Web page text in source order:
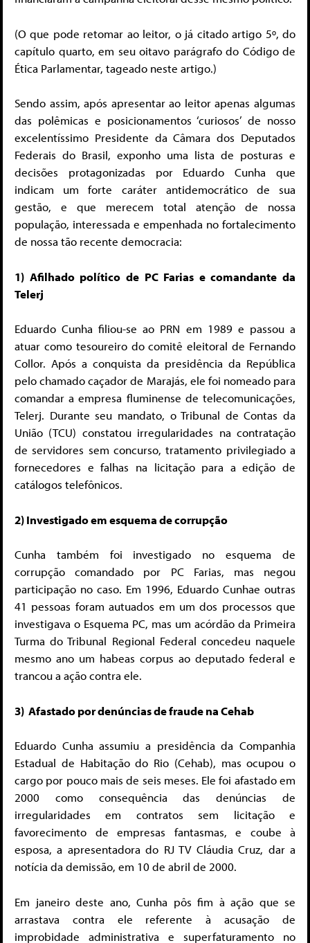
(O que pode retomar ao leitor, o já citado artigo 5º, do
capítulo quarto, em seu oitavo parágrafo do Código de
Ética Parlamentar, tageado neste artigo.)
Sendo assim, após apresentar ao leitor apenas algumas
das polêmicas e posicionamentos ‘curiosos’ de nosso
excelentíssimo Presidente da Câmara dos Deputados
Federais do Brasil, exponho uma lista de posturas e
decisões protagonizadas por Eduardo Cunha que
indicam um forte caráter antidemocrático de sua
gestão, e que merecem total atenção de nossa
população, interessada e empenhada no fortalecimento
de nossa tão recente democracia:
1) Afilhado político de PC Farias e comandante da
Telerj
Eduardo Cunha filiou-se ao PRN em 1989 e passou a
atuar como tesoureiro do comitê eleitoral de Fernando
Collor. Após a conquista da presidência da República
pelo chamado caçador de Marajás, ele foi nomeado para
comandar a empresa fluminense de telecomunicações,
Telerj. Durante seu mandato, o Tribunal de Contas da
União (TCU) constatou irregularidades na contratação
de servidores sem concurso, tratamento privilegiado a
fornecedores e falhas na licitação para a edição de
catálogos telefônicos.
2) Investigado em esquema de corrupção
Cunha também foi investigado no esquema de
corrupção comandado por PC Farias, mas negou
participação no caso. Em 1996, Eduardo Cunhae outras
41 pessoas foram autuados em um dos processos que
investigava o Esquema PC, mas um acórdão da Primeira
Turma do Tribunal Regional Federal concedeu naquele
mesmo ano um habeas corpus ao deputado federal e
trancou a ação contra ele.
3) Afastado por denúncias de fraude na Cehab
Eduardo Cunha assumiu a presidência da Companhia
Estadual de Habitação do Rio (Cehab), mas ocupou o
cargo por pouco mais de seis meses. Ele foi afastado em
2000 como consequência das denúncias de
irregularidades em contratos sem licitação e
favorecimento de empresas fantasmas, e coube à
esposa, a apresentadora do RJ TV Cláudia Cruz, dar a
notícia da demissão, em 10 de abril de 2000.
Em janeiro deste ano, Cunha pôs fim à ação que se
arrastava contra ele referente à acusação de
improbidade administrativa e superfaturamento no